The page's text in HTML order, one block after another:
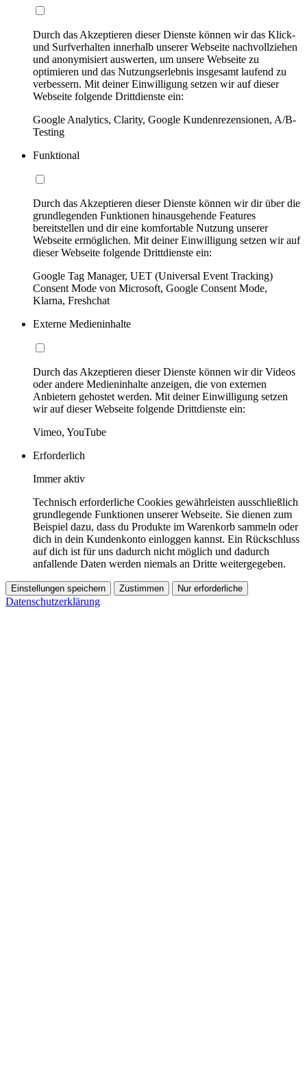
Durch das Akzeptieren dieser Dienste können wir das Klick-
und Surfverhalten innerhalb unserer Webseite nachvollziehen
und anonymisiert auswerten, um unsere Webseite zu
optimieren und das Nutzungserlebnis insgesamt laufend zu
verbessern. Mit deiner Einwilligung setzen wir auf dieser
Webseite folgende Drittdienste ein:
Google Analytics, Clarity, Google Kundenrezensionen, A/B-
Testing
Funktional
Durch das Akzeptieren dieser Dienste können wir dir über die
grundlegenden Funktionen hinausgehende Features
bereitstellen und dir eine komfortable Nutzung unserer
Webseite ermöglichen. Mit deiner Einwilligung setzen wir auf
dieser Webseite folgende Drittdienste ein:
Google Tag Manager, UET (Universal Event Tracking)
Consent Mode von Microsoft, Google Consent Mode,
Klarna, Freshchat
Externe Medieninhalte
Durch das Akzeptieren dieser Dienste können wir dir Videos
oder andere Medieninhalte anzeigen, die von externen
Anbietern gehostet werden. Mit deiner Einwilligung setzen
wir auf dieser Webseite folgende Drittdienste ein:
Vimeo, YouTube
Erforderlich
Immer aktiv
Technisch erforderliche Cookies gewährleisten ausschließlich
grundlegende Funktionen unserer Webseite. Sie dienen zum
Beispiel dazu, dass du Produkte im Warenkorb sammeln oder
dich in dein Kundenkonto einloggen kannst. Ein Rückschluss
auf dich ist für uns dadurch nicht möglich und dadurch
anfallende Daten werden niemals an Dritte weitergegeben.
Einstellungen speichern Zustimmen Nur erforderliche
Datenschutzerklärung